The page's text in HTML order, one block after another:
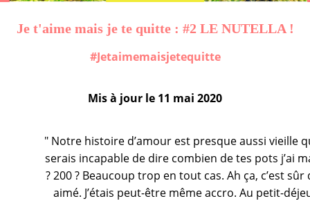
Je t'aime mais je te quitte : #2 LE NUTELLA !
#Jetaimemaisjetequitte
Mis à jour le 11 mai 2020
" Notre histoire d’amour est presque aussi vieille
serais incapable de dire combien de tes pots j’ai
? 200 ? Beaucoup trop en tout cas. Ah ça, c’est sûr
aimé. J’étais peut-être même accro. Au petit-